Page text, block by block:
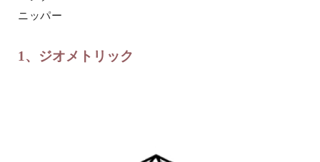
ニッパー
1、ジオメトリック